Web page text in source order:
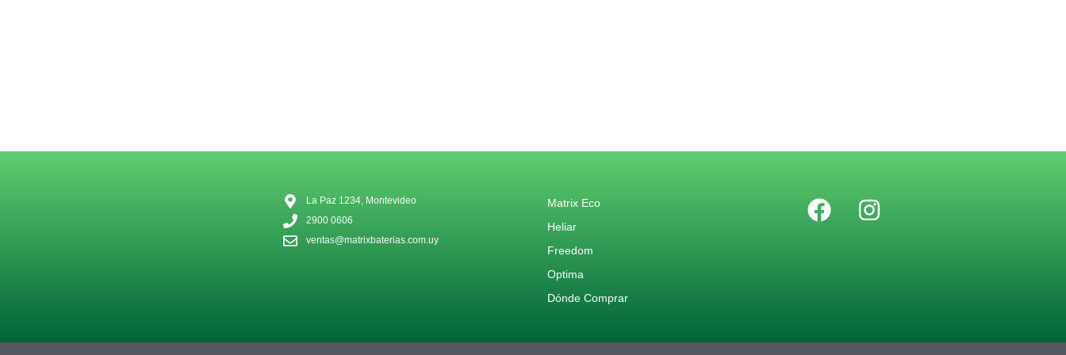
La Paz 1234, Montevideo
2900 0606
ventas@matrixbaterias.com.uy
Matrix Eco
Heliar
Freedom
Optima
Dónde Comprar